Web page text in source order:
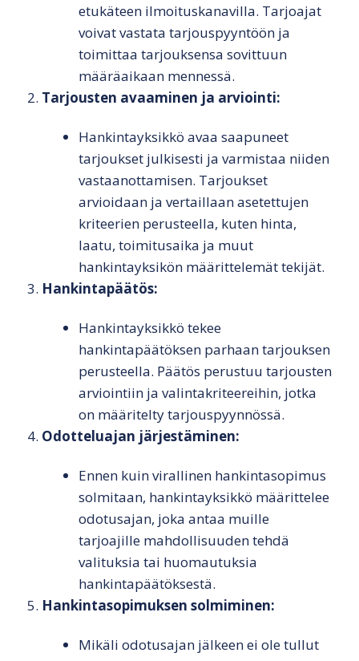
etukäteen ilmoituskanavilla. Tarjoajat
voivat vastata tarjouspyyntöön ja
toimittaa tarjouksensa sovittuun
määräaikaan mennessä.
Tarjousten avaaminen ja arviointi:
Hankintayksikkö avaa saapuneet
tarjoukset julkisesti ja varmistaa niiden
vastaanottamisen. Tarjoukset
arvioidaan ja vertaillaan asetettujen
kriteerien perusteella, kuten hinta,
laatu, toimitusaika ja muut
hankintayksikön määrittelemät tekijät.
Hankintapäätös:
Hankintayksikkö tekee
hankintapäätöksen parhaan tarjouksen
perusteella. Päätös perustuu tarjousten
arviointiin ja valintakriteereihin, jotka
on määritelty tarjouspyynnössä.
Odotteluajan järjestäminen:
Ennen kuin virallinen hankintasopimus
solmitaan, hankintayksikkö määrittelee
odotusajan, joka antaa muille
tarjoajille mahdollisuuden tehdä
valituksia tai huomautuksia
hankintapäätöksestä.
Hankintasopimuksen solmiminen:
Mikäli odotusajan jälkeen ei ole tullut